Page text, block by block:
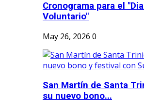
Cronograma para el
Voluntario"
May 26, 2026 0
San Martín de Santa
su nuevo bono...